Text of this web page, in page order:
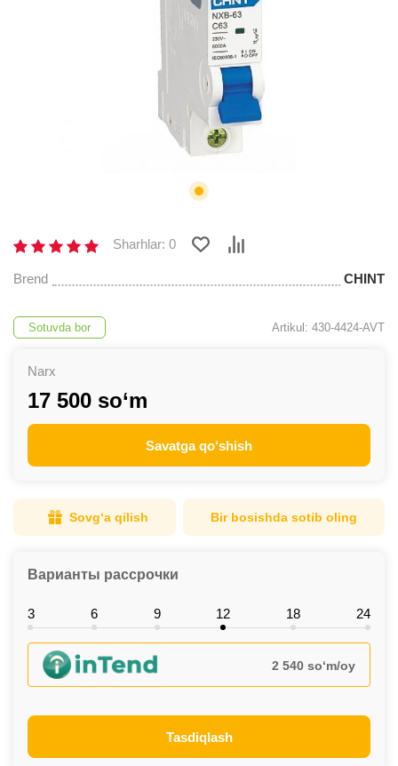
Sharhlar: 0
Brend CHINT
Sotuvda bor Artikul: 430-4424-AVT
Narx
17 500 so‘m
Savatga qo‘shish
Sovg‘a qilish Bir bosishda sotib oling
Варианты рассрочки
3 6 9 12 18 24
2 540 so‘m/oy
Tasdiqlash